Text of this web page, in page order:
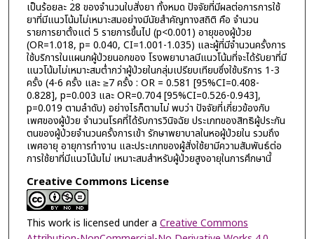
เป็นร้อยละ 28 ของจำนวนใบสั่งยา ทั้งหมด ปัจจัยที่มีผลต่อการการใช้
ยาที่มีแนวโน้มไม่เหมาะสมอย่างมีนัยสำคัญทางสถิติ คือ จำนวน
รายการยาตั้งแต่ 5 รายการขึ้นไป (p<0.001) อายุของผู้ป่วย
(OR=1.018, p= 0.040, CI=1.001-1.035) และผู้ที่มีจำนวนครั้งการ
ใช้บริการในแผนกผู้ป่วยนอกของ โรงพยาบาลมีแนวโน้มที่จะได้รับยาที่มี
แนวโน้มไม่เหมาะสมต่ำกว่าผู้ป่วยในกลุ่มเปรียบเทียบซึ่งใช้บริการ 1-3
ครั้ง (4-6 ครั้ง และ ≥7 ครั้ง : OR = 0.581 [95%CI=0.408-
0.828], p=0.003 และ OR=0.704 [95%CI=0.526-0.943],
p=0.019 ตามลำดับ) อย่างไรก็ตามไม่ พบว่า ปัจจัยที่เกี่ยวข้องกับ
เพศของผู้ป่วย จำนวนโรคที่ได้รับการวินิจฉัย ประเภทของสิทธิผู้ประกัน
ตนของผู้ป่วยจำนวนครั้งการเข้า รักษาพยาบาลในหอผู้ป่วยใน รวมถึง
เพศอายุ อายุการทำงาน และประเภทของผู้สั่งใช้ยามีความสัมพันธ์ต่อ
การใช้ยาที่มีแนวโน้มไม่ เหมาะสมสำหรับผู้ป่วยสูงอายุในการศึกษานี้
Creative Commons License
This work is licensed under a Creative Commons